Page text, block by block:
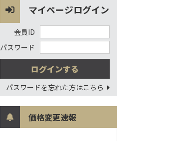
マイページログイン
会員ID
パスワード
パスワードを忘れた方はこちら
価格変更速報